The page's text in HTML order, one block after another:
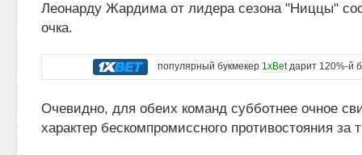
Леонарду Жардима от лидера сезона "Ниццы"
очка.
популярный букмекер 1xBetдарит 120%-й
Очевидно, для обеих команд субботнее очное
характер бескомпромиссного противостояния за